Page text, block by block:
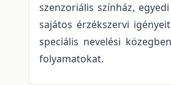
szenzoriális színház,
sajátos érzékszervi
speciális nevelési
folyamatokat.